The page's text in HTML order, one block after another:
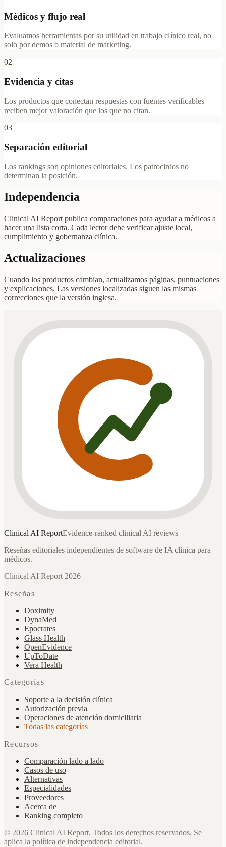
Médicos y flujo real
Evaluamos herramientas por su utilidad en trabajo clínico real, no
solo por demos o material de marketing.
02
Evidencia y citas
Los productos que conectan respuestas con fuentes verificables
reciben mejor valoración que los que no citan.
03
Separación editorial
Los rankings son opiniones editoriales. Los patrocinios no
determinan la posición.
Independencia
Clinical AI Report publica comparaciones para ayudar a médicos a
hacer una lista corta. Cada lector debe verificar ajuste local,
cumplimiento y gobernanza clínica.
Actualizaciones
Cuando los productos cambian, actualizamos páginas, puntuaciones
y explicaciones. Las versiones localizadas siguen las mismas
correcciones que la versión inglesa.
Clinical AI ReportEvidence-ranked clinical AI reviews
Reseñas editoriales independientes de software de IA clínica para
médicos.
Clinical AI Report 2026
Reseñas
Doximity
DynaMed
Epocrates
Glass Health
OpenEvidence
UpToDate
Vera Health
Categorías
Soporte a la decisión clínica
Autorización previa
Operaciones de atención domiciliaria
Todas las categorías
Recursos
Comparación lado a lado
Casos de uso
Alternativas
Especialidades
Proveedores
Acerca de
Ranking completo
© 2026 Clinical AI Report. Todos los derechos reservados. Se
aplica la política de independencia editorial.